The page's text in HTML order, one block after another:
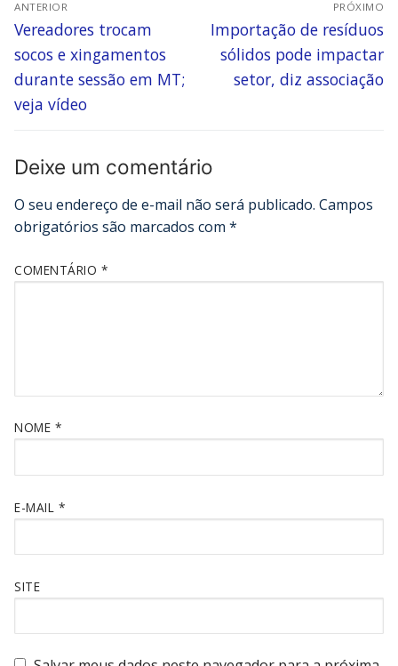
ANTERIOR
Vereadores trocam
socos e xingamentos
durante sessão em MT;
veja vídeo
PRÓXIMO
Importação de resíduos
sólidos pode impactar
setor, diz associação
Deixe um comentário
O seu endereço de e-mail não será publicado. Campos
obrigatórios são marcados com *
COMENTÁRIO *
NOME *
E-MAIL *
SITE